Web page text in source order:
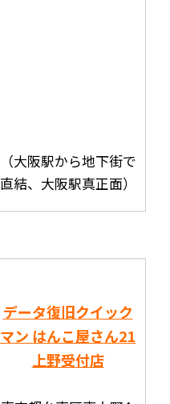
（大阪駅から地下街で
直結、大阪駅真正面）
データ復旧クイック
マン はんこ屋さん21
上野受付店